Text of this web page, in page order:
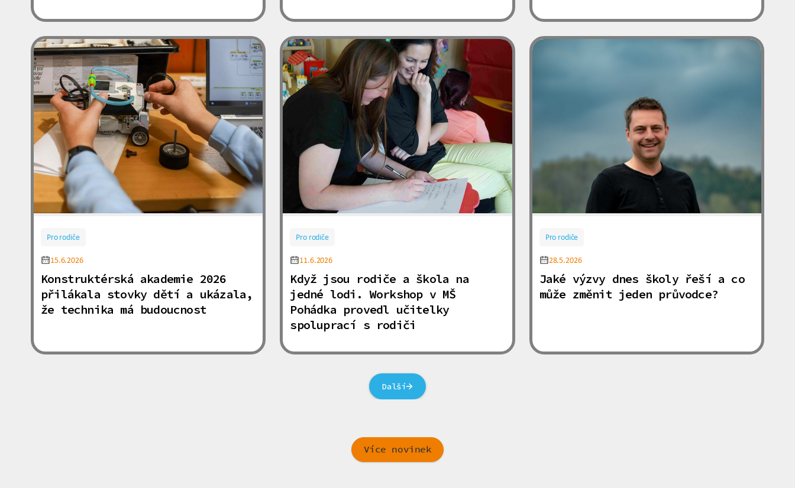
Pro rodiče
15.6.2026
Konstruktérská akademie 2026
přilákala stovky dětí a ukázala,
že technika má budoucnost
Pro rodiče
11.6.2026
Když jsou rodiče a škola na
jedné lodi. Workshop v MŠ
Pohádka provedl učitelky
spoluprací s rodiči
Pro rodiče
28.5.2026
Jaké výzvy dnes školy řeší a co
může změnit jeden průvodce?
Další
Více novinek